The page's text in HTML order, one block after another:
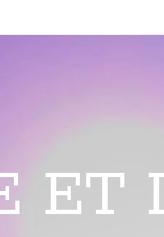
ET